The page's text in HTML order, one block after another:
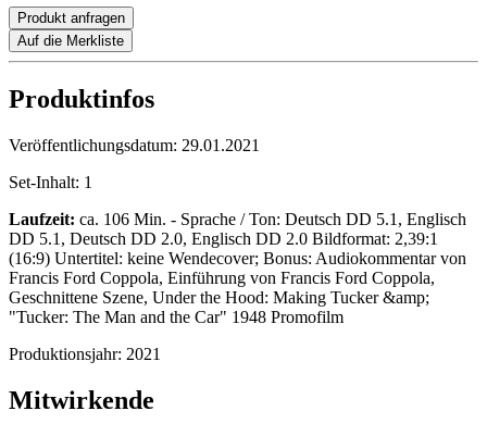
Produkt anfragen
Auf die Merkliste
Produktinfos
Veröffentlichungsdatum: 29.01.2021
Set-Inhalt: 1
Laufzeit: ca. 106 Min. - Sprache / Ton: Deutsch DD 5.1, Englisch
DD 5.1, Deutsch DD 2.0, Englisch DD 2.0 Bildformat: 2,39:1
(16:9) Untertitel: keine Wendecover; Bonus: Audiokommentar von
Francis Ford Coppola, Einführung von Francis Ford Coppola,
Geschnittene Szene, Under the Hood: Making Tucker &amp;
"Tucker: The Man and the Car" 1948 Promofilm
Produktionsjahr: 2021
Mitwirkende